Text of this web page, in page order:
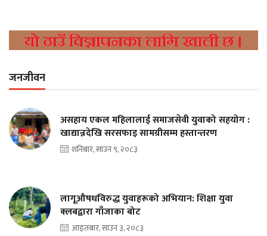
जनजीवन
असहाय एकल महिलालाई समाजसेवी युवाको सहयोग :
खाद्यान्नदेखि सरसफाइ सामग्रीसम्म हस्तान्तरण
शनिबार, साउन ९, २०८३
लागूऔषधविरुद्ध युवाहरूको अभियान: शिक्षा युवा
क्लबद्वारा गाँजाका बोट
आइतबार, साउन ३, २०८३